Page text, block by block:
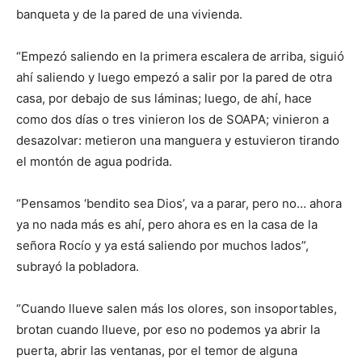
banqueta y de la pared de una vivienda.
“Empezó saliendo en la primera escalera de arriba, siguió
ahí saliendo y luego empezó a salir por la pared de otra
casa, por debajo de sus láminas; luego, de ahí, hace
como dos días o tres vinieron los de SOAPA; vinieron a
desazolvar: metieron una manguera y estuvieron tirando
el montón de agua podrida.
“Pensamos ‘bendito sea Dios’, va a parar, pero no… ahora
ya no nada más es ahí, pero ahora es en la casa de la
señora Rocío y ya está saliendo por muchos lados”,
subrayó la pobladora.
“Cuando llueve salen más los olores, son insoportables,
brotan cuando llueve, por eso no podemos ya abrir la
puerta, abrir las ventanas, por el temor de alguna